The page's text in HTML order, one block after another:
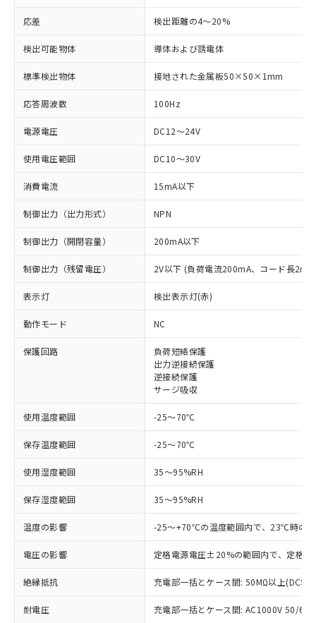
応差 検出距離の4～20%
検出可能物体 導体および誘電体
標準検出物体 接地された金属板50×50×1mm
応答周波数 100Hz
電源電圧 DC12～24V
使用電圧範囲 DC10～30V
消費電流 15mA以下
制御出力（出力形式） NPN
制御出力（開閉容量） 200mA以下
制御出力（残留電圧） 2V以下 (負荷電流200mA、コード長2m
表示灯 検出表示灯(赤)
動作モード NC
保護回路
負荷短絡保護
出力逆接続保護
逆接続保護
サージ吸収
使用温度範囲 -25～70℃
保存温度範囲 -25～70℃
使用湿度範囲 35～95%RH
保存湿度範囲 35～95%RH
温度の影響 -25～+70℃の温度範囲内で、23℃時の
電圧の影響 定格電源電圧±20%の範囲内で、定格
絶縁抵抗 充電部一括とケース間: 50MΩ以上
耐電圧 充電部一括とケース間: AC1000V 50/
ご利用条件
以下の条件をお読みいただき、同意のうえ
ご利用ください。
商品の当社在庫状況および標準価格
(税抜)を提供させていただくもので
当社制御機器事業取扱商品の中には、
本サービスの対象外となる商品もある
ことをご了承ください。
在庫状況および標準価格照会結果は、
記載している更新日時点での社内デー
※1 対応状況
対応済み：EU RoHS指令（10物質）の
非含有に対応した製品が提供可能な商品で
対応予定：EU RoHS指令（10物質）の非含
有に対応した製品に切り替える予定のある
対応予定なし：EU RoHS指令（10物質）の
非含有に非対応の商品で、対応品を出す予
定はありません。
調査・確認中：EU RoHS指令（10物質）の
非含有の対応状況を調査中または確認中の
非該当品：ライセンス料など無形物で、有
害物質有無と関係のない商品です。
仕入先様の事情により、非含有部品として
いたものが、含有品と判明した場合などや
むを得ず変更することがあります。
※1 中国RoHS○×表
「○」：最大均質材料含有率が中国RoHSの
基準値以下であることを示します。
「×」：最大均質材料含有率が中国RoHSの
基準値を超えていることを示します。
「－」：未確認です。当社販売部門へお問
当社は、これら貴社製品のうち、外国
為替および外国貿易法に定める商品
（以下｢規制貨物等」という）を輸出